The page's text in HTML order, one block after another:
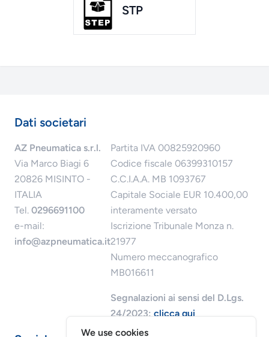
STP
Dati societari
AZ Pneumatica s.r.l.
Via Marco Biagi 6
20826 MISINTO -
ITALIA
Tel. 0296691100
e-mail:
info@azpneumatica.it
Partita IVA 00825920960
Codice fiscale 06399310157
C.C.I.A.A. MB 1093767
Capitale Sociale EUR 10.400,00
interamente versato
Iscrizione Tribunale Monza n.
21977
Numero meccanografico
MB016611
Segnalazioni ai sensi del D.Lgs.
24/2023:clicca qui
We use cookies